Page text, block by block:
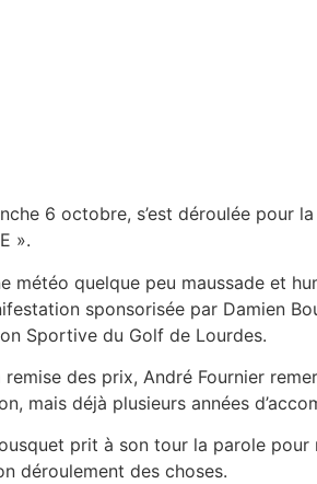
6 octobre, s’est déroulée pour
».
météo quelque peu maussade et
sponsorisée par Damien
Sportive du Golf de Lourdes.
remise des prix, André Fournier
mais déjà plusieurs années
prit à son tour la parole
déroulement des choses.